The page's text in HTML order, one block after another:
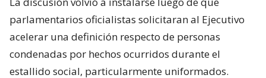
parlamentarios oficialistas solicitaran al Ejecutivo
acelerar una definición respecto de personas
condenadas por hechos ocurridos durante el
estallido social, particularmente uniformados.